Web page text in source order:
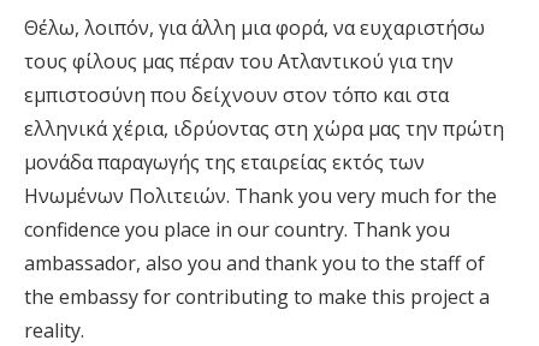
Θέλω, λοιπόν, για άλλη μια φορά, να ευχαριστήσω
τους φίλους μας πέραν του Ατλαντικού για την
εμπιστοσύνη που δείχνουν στον τόπο και στα
ελληνικά χέρια, ιδρύοντας στη χώρα μας την πρώτη
μονάδα παραγωγής της εταιρείας εκτός των
Ηνωμένων Πολιτειών. Thank you very much for the
confidence you place in our country. Thank you
ambassador, also you and thank you to the staff of
the embassy for contributing to make this project a
reality.